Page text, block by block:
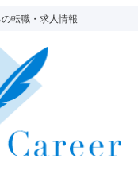
転職・求人情報